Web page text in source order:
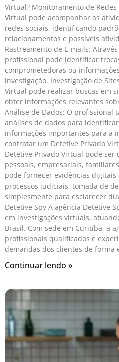
Virtual? Monitoramento de
Virtual pode acompanhar as
redes sociais, identificando
relacionamentos e possíveis
Rastreamento de E-mails:
profissional pode identificar
comprometedoras ou
investigação. Investigação de
Virtual pode realizar buscas em
obter informações relevantes
Análise de Dados: O profissional
análises de dados para
informações importantes para a
contratar um Detetive Privado
Detetive Privado Virtual pode ser
pessoais, empresariais,
pode fornecer evidências
processos judiciais, tomada de
simplesmente para esclarecer
Detetive Spy A agência Detetive
em investigações virtuais,
Brasil. Com sede em Curitiba, a
profissionais qualificados e
demandas dos clientes de forma
Continuar lendo »